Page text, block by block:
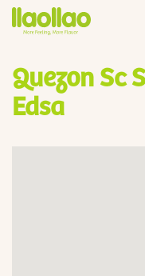
Quezon Sc
Edsa